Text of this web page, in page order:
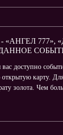
«АНГЕЛ 777»,
доступно
карту.
золота. Чем